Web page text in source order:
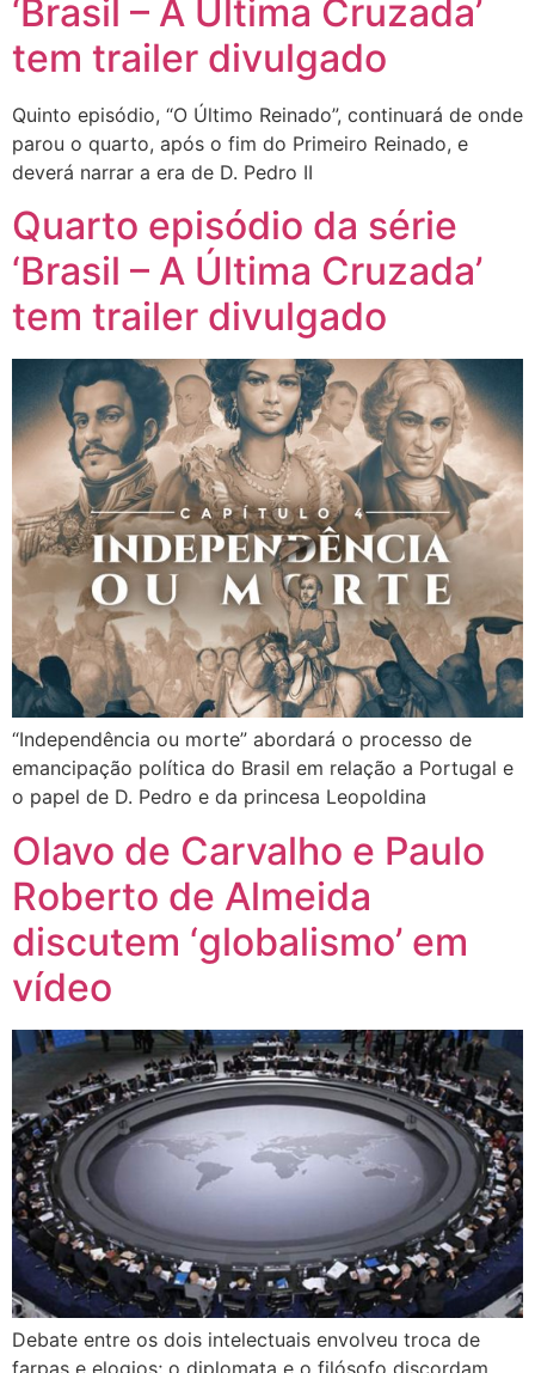
‘Brasil – A Última Cruzada’
tem trailer divulgado
Quinto episódio, “O Último Reinado”, continuará de onde
parou o quarto, após o fim do Primeiro Reinado, e
deverá narrar a era de D. Pedro II
Quarto episódio da série
‘Brasil – A Última Cruzada’
tem trailer divulgado
“Independência ou morte” abordará o processo de
emancipação política do Brasil em relação a Portugal e
o papel de D. Pedro e da princesa Leopoldina
Olavo de Carvalho e Paulo
Roberto de Almeida
discutem ‘globalismo’ em
vídeo
Debate entre os dois intelectuais envolveu troca de
farpas e elogios; o diplomata e o filósofo discordam